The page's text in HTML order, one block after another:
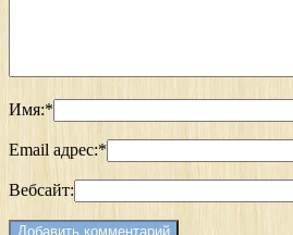
Имя:*
Email адрес:*
Вебсайт: